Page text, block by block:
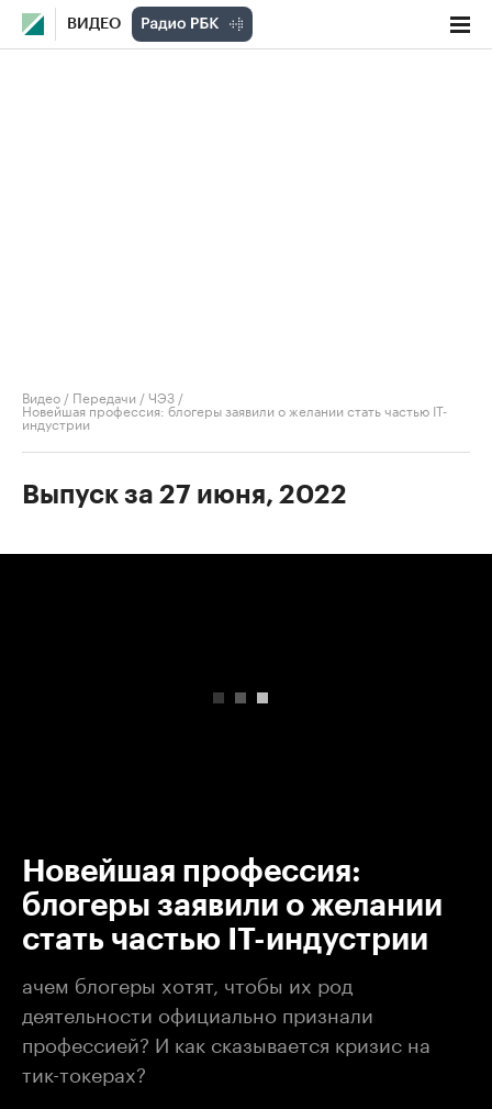
ВИДЕО
Видео / Передачи /ЧЭЗ /
Новейшая профессия: блогеры заявили о желании стать частью IT-
индустрии
Выпуск за 27 июня, 2022
Новейшая профессия:
блогеры заявили о желании
стать частью IT-индустрии
ачем блогеры хотят, чтобы их род
деятельности официально признали
профессией? И как сказывается кризис на
тик-токерах?